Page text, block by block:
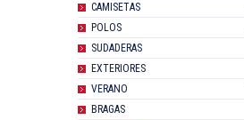
CAMISETAS
POLOS
SUDADERAS
EXTERIORES
VERANO
BRAGAS